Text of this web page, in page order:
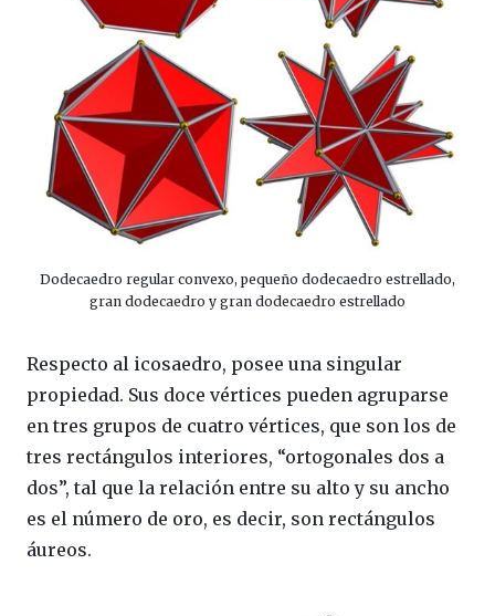
Dodecaedro regular convexo, pequeño dodecaedro estrellado,
gran dodecaedro y gran dodecaedro estrellado
Respecto al icosaedro, posee una singular
propiedad. Sus doce vértices pueden agruparse
en tres grupos de cuatro vértices, que son los de
tres rectángulos interiores, “ortogonales dos a
dos”, tal que la relación entre su alto y su ancho
es el número de oro, es decir, son rectángulos
áureos.